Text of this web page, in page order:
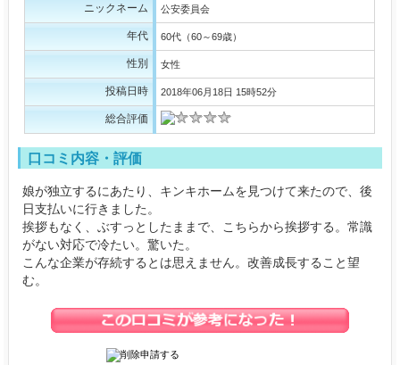
ニックネーム 公安委員会
年代 60代（60～69歳）
性別 女性
投稿日時 2018年06月18日 15時52分
総合評価
口コミ内容・評価
娘が独立するにあたり、キンキホームを見つけて来たので、後
日支払いに行きました。
挨拶もなく、ぶすっとしたままで、こちらから挨拶する。常識
がない対応で冷たい。驚いた。
こんな企業が存続するとは思えません。改善成長すること望
む。